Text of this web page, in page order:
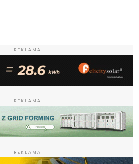
REKLAMA
REKLAMA
REKLAMA